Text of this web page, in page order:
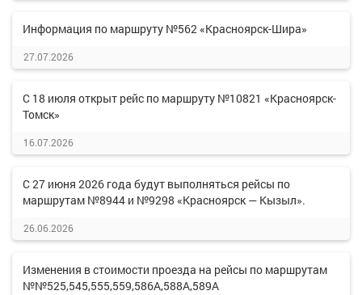
Информация по маршруту №562 «Красноярск-Шира»
27.07.2026
С 18 июля открыт рейс по маршруту №10821 «Красноярск-
Томск»
16.07.2026
С 27 июня 2026 года будут выполняться рейсы по
маршрутам №8944 и №9298 «Красноярск — Кызыл».
26.06.2026
Изменения в стоимости проезда на рейсы по маршрутам
№№525,545,555,559,586А,588А,589А